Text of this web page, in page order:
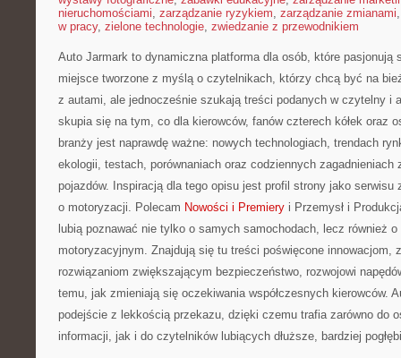
nieruchomościami, zarządzanie ryzykiem, zarządzanie zmianami
w pracy, zielone technologie, zwiedzanie z przewodnikiem
Auto Jarmark to dynamiczna platforma dla osób, które pasjonują
miejsce tworzone z myślą o czytelnikach, którzy chcą być na
z autami, ale jednocześnie szukają treści podanych w czytelny i
skupia się na tym, co dla kierowców, fanów czterech kółek oraz
branży jest naprawdę ważne: nowych technologiach, trendach
ekologii, testach, porównaniach oraz codziennych zagadnieniach
pojazdów. Inspiracją dla tego opisu jest profil strony jako serwisu
o motoryzacji. Polecam Nowości i Premiery i Przemysł i
lubią poznawać nie tylko o samych samochodach, lecz również o
motoryzacyjnym. Znajdują się tu treści poświęcone innowacjom,
rozwiązaniom zwiększającym bezpieczeństwo, rozwojowi
temu, jak zmieniają się oczekiwania współczesnych kierowców.
podejście z lekkością przekazu, dzięki czemu trafia zarówno do
informacji, jak i do czytelników lubiących dłuższe, bardziej